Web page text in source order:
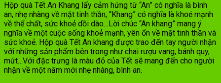
Hộp quà Tết An Khang lấy cảm hứng từ “An” có nghĩa là bình
an, nhẹ nhàng về mặt tinh thần, “Khang” có nghĩa là khoẻ mạnh
về thể chất, sức khoẻ dồi dào…Lời chúc “An khang” mang ý
nghĩa về một cuộc sống khoẻ mạnh, yên ổn về mặt tinh thần và
sức khoẻ. Hộp quà Tết An khang được trao đến tay người nhận
với những sản phẩm bên trong như chai rượu vang, bánh quy,
mứt…Với đặc trưng là màu đỏ của Tết sẽ mang đến cho người
nhận về một năm mới nhẹ nhàng, bình an.